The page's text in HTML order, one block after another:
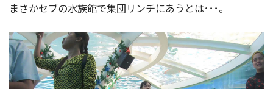
まさかセブの水族館で集団リンチにあうとは･･･。